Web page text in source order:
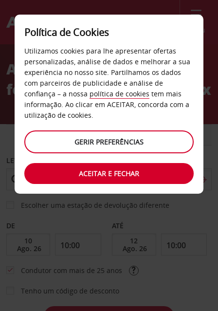
Menu
Welcome
AvisAluguer de carros Estação
ferroviária de Châteauroux
CARRO COMERCIAIS
LEVANTAR EM
Escolher uma estação de devolução diferente
DE ATÉ
Condutor com mais de 25 anos
Tenho um código de desconto
Política de Cookies
Utilizamos cookies para lhe apresentar ofertas
personalizadas, análise de dados e melhorar a sua
experiência no nosso site. Partilhamos os dados
com parceiros de publicidade e análise de
confiança – a nossa política de cookies tem mais
informação. Ao clicar em ACEITAR, concorda com a
utilização de cookies.
GERIR PREFERÊNCIAS
ACEITAR E FECHAR